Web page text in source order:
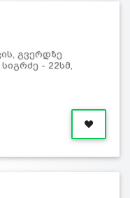
გვერდზე
- 22სმ,